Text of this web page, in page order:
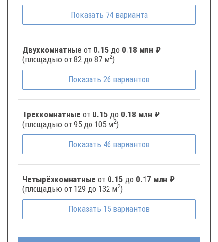
Показать 74 варианта
Двухкомнатные от 0.15 до 0.18 млн ₽
(площадью от 82 до 87 м2)
Показать 26 вариантов
Трёхкомнатные от 0.15 до 0.18 млн ₽
(площадью от 95 до 105 м2)
Показать 46 вариантов
Четырёхкомнатные от 0.15 до 0.17 млн ₽
(площадью от 129 до 132 м2)
Показать 15 вариантов